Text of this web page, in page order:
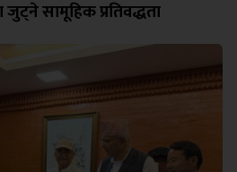
सामूहिक प्रतिवद्धता